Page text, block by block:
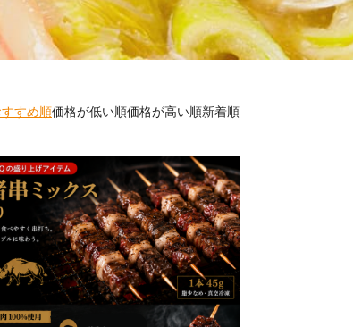
すすめ順価格が低い順価格が高い順新着順